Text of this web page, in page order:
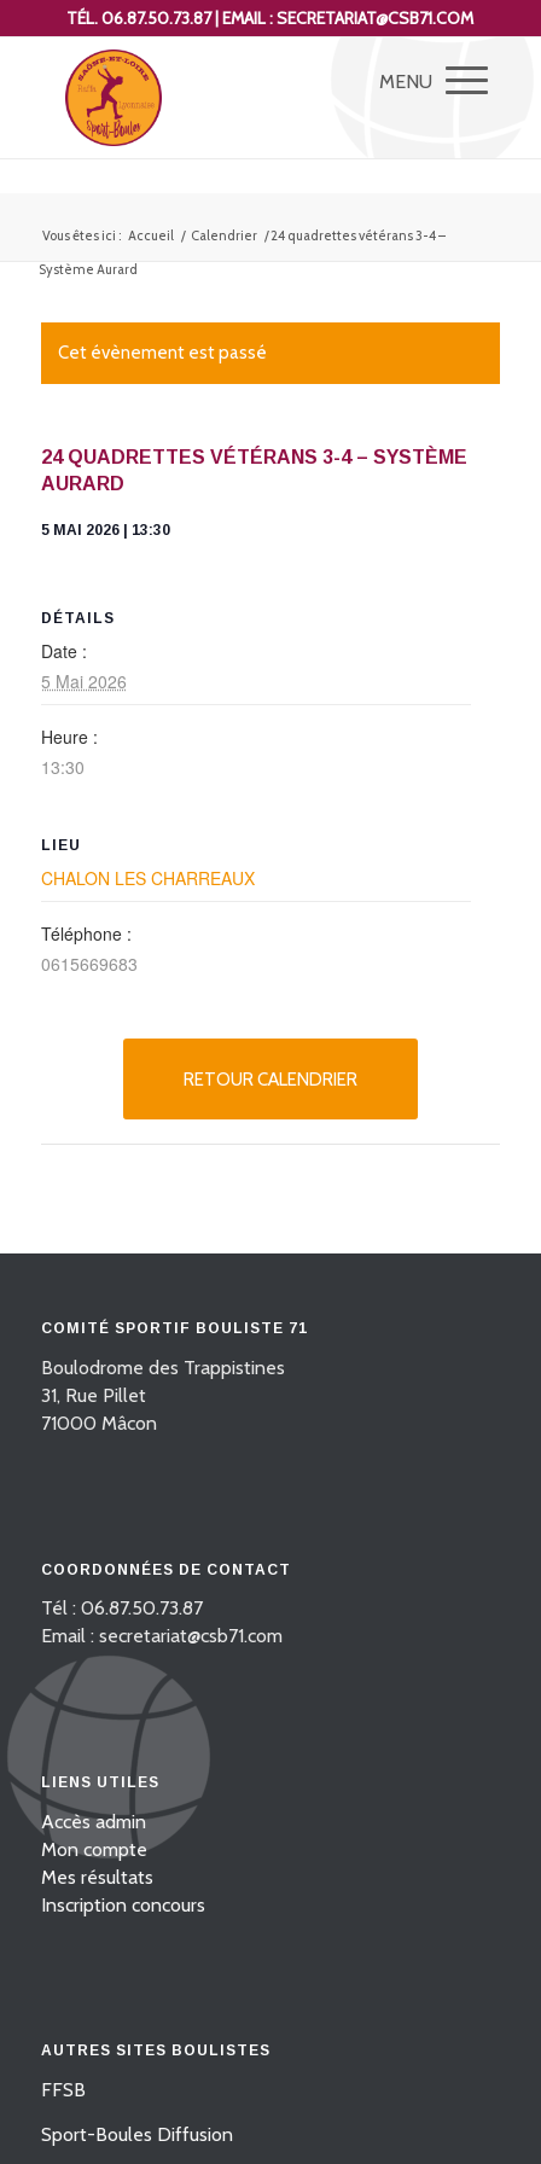
TÉL. 06.87.50.73.87 | EMAIL : SECRETARIAT@CSB71.COM
Vous êtes ici : Accueil / Calendrier /24 quadrettes vétérans 3-4 –
Système Aurard
Cet évènement est passé
24 QUADRETTES VÉTÉRANS 3-4 – SYSTÈME
AURARD
5 MAI 2026 | 13:30
DÉTAILS
Date :
5 Mai 2026
Heure :
13:30
LIEU
CHALON LES CHARREAUX
Téléphone :
0615669683
RETOUR CALENDRIER
COMITÉ SPORTIF BOULISTE 71
Boulodrome des Trappistines
31, Rue Pillet
71000 Mâcon
COORDONNÉES DE CONTACT
Tél : 06.87.50.73.87
Email : secretariat@csb71.com
LIENS UTILES
Accès admin
Mon compte
Mes résultats
Inscription concours
AUTRES SITES BOULISTES
FFSB
Sport-Boules Diffusion